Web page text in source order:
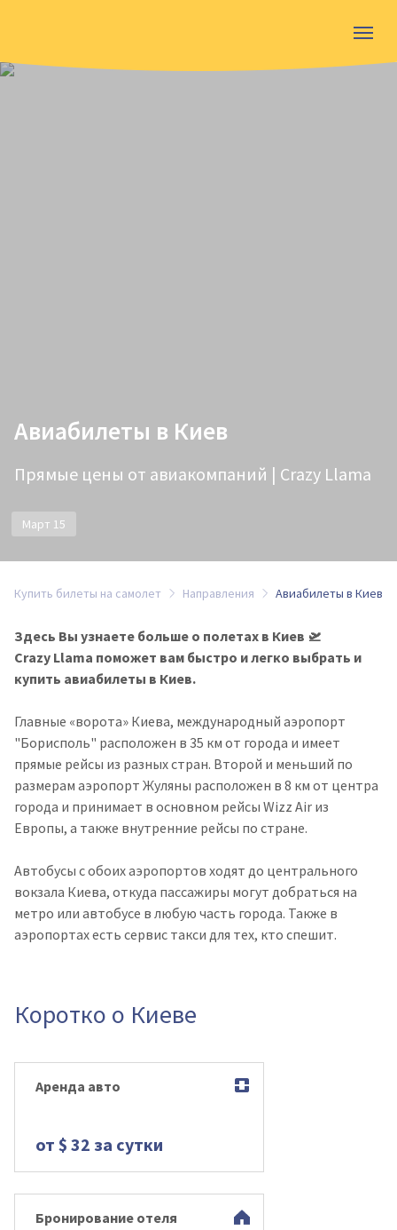
Авиабилеты в Киев
Прямые цены от авиакомпаний | Crazy Llama
Март 15
Купить билеты на самолет Направления Авиабилеты в Киев
Здесь Вы узнаете больше о полетах в Киев 🛫
Crazy Llama поможет вам быстро и легко выбрать и
купить авиабилеты в Киев.
Главные «ворота» Киева, международный аэропорт
"Борисполь" расположен в 35 км от города и имеет
прямые рейсы из разных стран. Второй и меньший по
размерам аэропорт Жуляны расположен в 8 км от центра
города и принимает в основном рейсы Wizz Air из
Европы, а также внутренние рейсы по стране.
Автобусы с обоих аэропортов ходят до центрального
вокзала Киева, откуда пассажиры могут добраться на
метро или автобусе в любую часть города. Также в
аэропортах есть сервис такси для тех, кто спешит.
Коротко о Киеве
Аренда авто
от $ 32 за сутки
Бронирование отеля